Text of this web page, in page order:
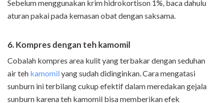
Sebelum menggunakan krim hidrokortison 1%, baca dahulu
aturan pakai pada kemasan obat dengan saksama.
6. Kompres dengan teh kamomil
Cobalah kompres area kulit yang terbakar dengan seduhan
air teh kamomilyang sudah didinginkan. Cara mengatasi
sunburn ini terbilang cukup efektif dalam meredakan gejala
sunburn karena teh kamomil bisa memberikan efek